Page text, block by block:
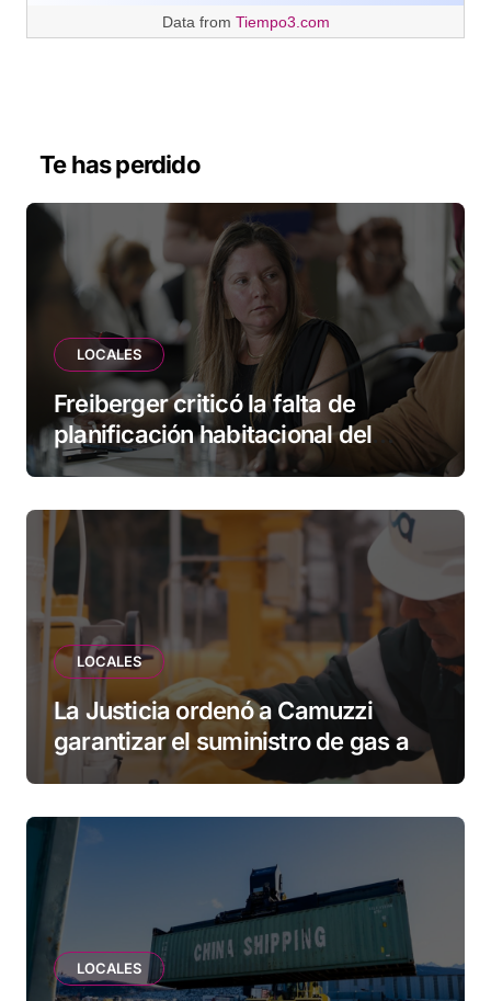
Data from Tiempo3.com
Te has perdido
LOCALES
Freiberger criticó la falta de
planificación habitacional del
Municipio: “Vuoto deja afuera a
esperando”
LOCALES
La Justicia ordenó a Camuzzi
garantizar el suministro de gas a
una familia de Tolhuin
LOCALES